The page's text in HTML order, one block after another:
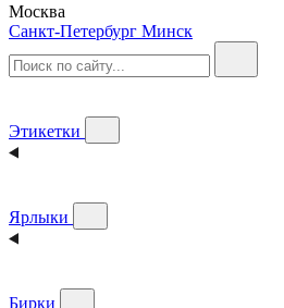
Москва
Санкт-Петербург Минск
Этикетки
Ярлыки
Бирки